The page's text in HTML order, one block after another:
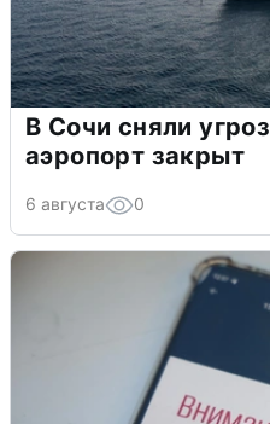
В Сочи сняли
аэропорт закрыт
6 августа 0